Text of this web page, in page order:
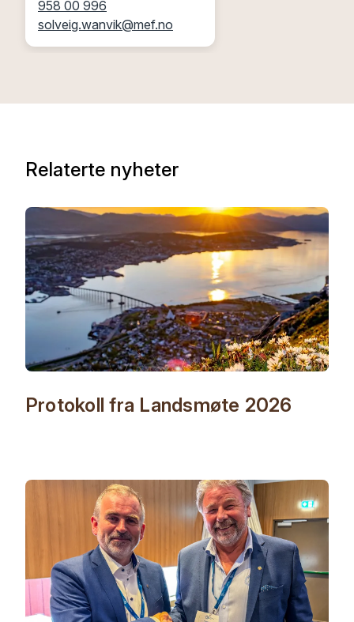
958 00 996
solveig.wanvik@mef.no
Relaterte nyheter
Protokoll fra Landsmøte 2026